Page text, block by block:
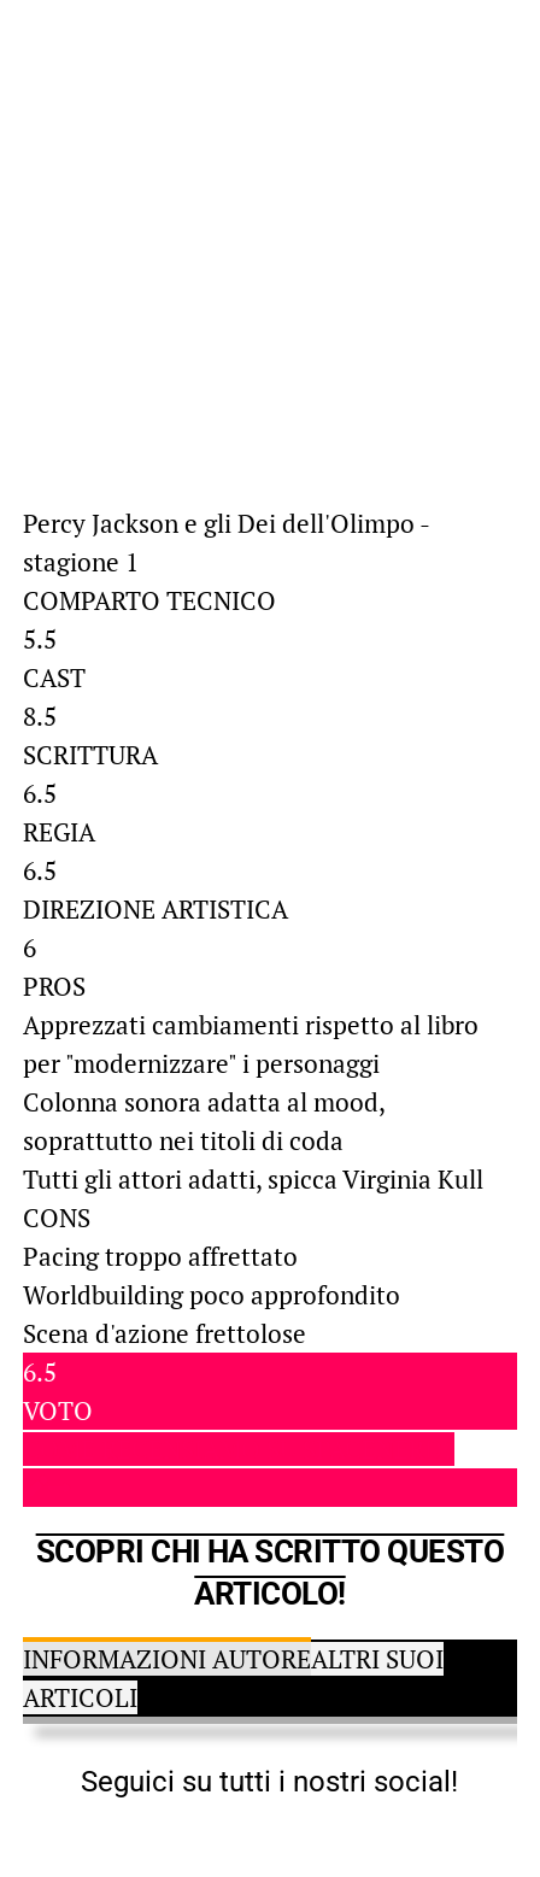
Percy Jackson e gli Dei dell'Olimpo -
stagione 1
COMPARTO TECNICO
5.5
CAST
8.5
SCRITTURA
6.5
REGIA
6.5
DIREZIONE ARTISTICA
6
PROS
Apprezzati cambiamenti rispetto al libro
per "modernizzare" i personaggi
Colonna sonora adatta al mood,
soprattutto nei titoli di coda
Tutti gli attori adatti, spicca Virginia Kull
CONS
Pacing troppo affrettato
Worldbuilding poco approfondito
Scena d'azione frettolose
6.5
VOTO
SCOPRI CHI HA SCRITTO QUESTO
ARTICOLO!
INFORMAZIONI AUTOREALTRI SUOI
ARTICOLI
Seguici su tutti i nostri social!